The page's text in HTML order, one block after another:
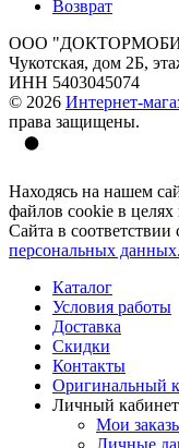
Возврат
ООО "ДОКТОРМОБИЛ"
Чукотская, дом 2Б,
ИНН 5403045074
© 2026 Интернет-
права защищены.
Находясь на нашем
файлов cookie в целях
Сайта в соответствии
персональных данных.
Каталог
Условия работы
Доставка
Скидки
Контакты
Оригинальный
Личный кабинет
Мои
Личные